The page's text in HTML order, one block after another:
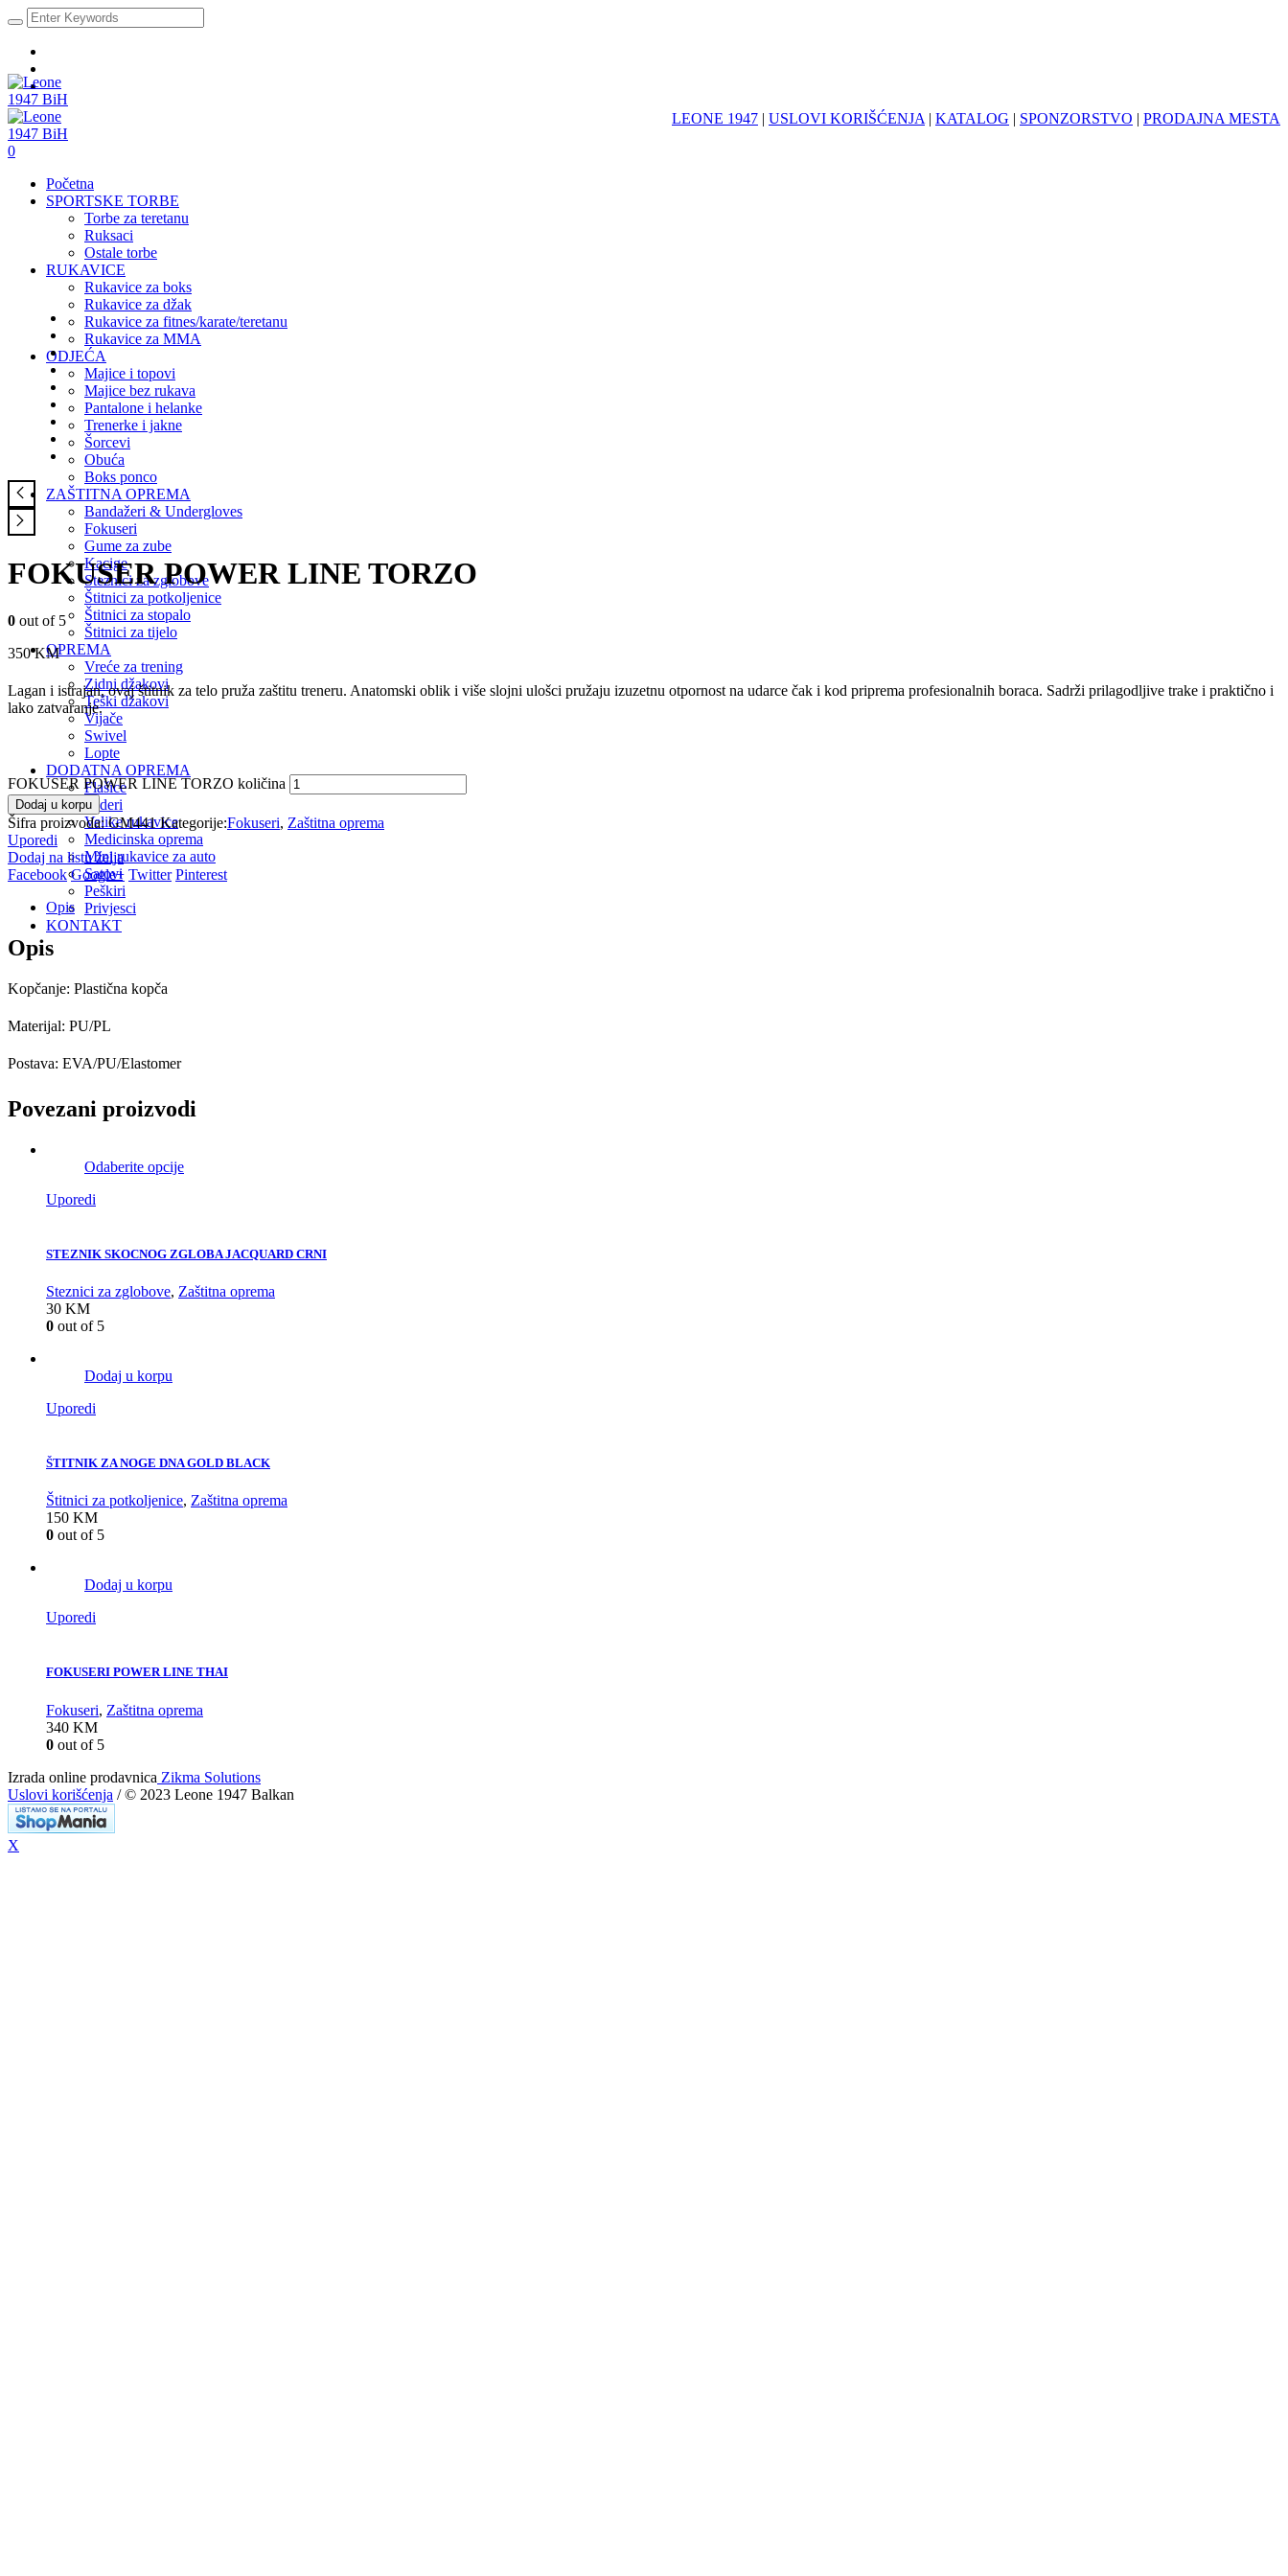
LEONE 1947 | USLOVI KORIŠĆENJA | KATALOG | SPONZORSTVO | PRODAJNA MESTA
0
Početna
SPORTSKE TORBE
Torbe za teretanu
Ruksaci
Ostale torbe
RUKAVICE
Rukavice za boks
Rukavice za džak
Rukavice za fitnes/karate/teretanu
Rukavice za MMA
ODJEĆA
Majice i topovi
Majice bez rukava
Pantalone i helanke
Trenerke i jakne
Šorcevi
Obuća
Boks ponco
ZAŠTITNA OPREMA
Bandažeri & Undergloves
Fokuseri
Gume za zube
Kacige
Steznici za zglobove
Štitnici za potkoljenice
Štitnici za stopalo
Štitnici za tijelo
OPREMA
Vreće za trening
Zidni džakovi
Teški džakovi
Vijače
Swivel
Lopte
DODATNA OPREMA
Flašice
Federi
Velike rukavice
Medicinska oprema
Mini rukavice za auto
Satovi
Peškiri
Privjesci
KONTAKT
FOKUSER POWER LINE TORZO
0 out of 5
350 KM
Lagan i istrajan, ovaj štitnik za telo pruža zaštitu treneru. Anatomski oblik i više slojni ulošci pružaju izuzetnu otpornost na udarce čak i kod priprema profesionalnih boraca. Sadrži prilagodljive trake i praktično i
lako zatvaranje.
FOKUSER POWER LINE TORZO količina
Dodaj u korpu
Šifra proizvoda:GM441 Kategorije:Fokuseri, Zaštitna oprema
Uporedi
Dodaj na listu želja
Facebook Google+ Twitter Pinterest
Opis
Opis
Kopčanje: Plastična kopča
Materijal: PU/PL
Postava: EVA/PU/Elastomer
Povezani proizvodi
Odaberite opcije
Uporedi
STEZNIK SKOCNOG ZGLOBA JACQUARD CRNI
Steznici za zglobove, Zaštitna oprema
30 KM
0 out of 5
Dodaj u korpu
Uporedi
ŠTITNIK ZA NOGE DNA GOLD BLACK
Štitnici za potkoljenice, Zaštitna oprema
150 KM
0 out of 5
Dodaj u korpu
Uporedi
FOKUSERI POWER LINE THAI
Fokuseri, Zaštitna oprema
340 KM
0 out of 5
Izrada online prodavnica Zikma Solutions
Uslovi korišćenja / © 2023 Leone 1947 Balkan
X